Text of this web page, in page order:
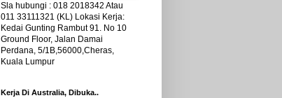
Sla hubungi : 018 2018342 Atau
011 33111321 (KL) Lokasi Kerja:
Kedai Gunting Rambut 91. No 10
Ground Floor, Jalan Damai
Perdana, 5/1B,56000,Cheras,
Kuala Lumpur
Kerja Di Australia, Dibuka..